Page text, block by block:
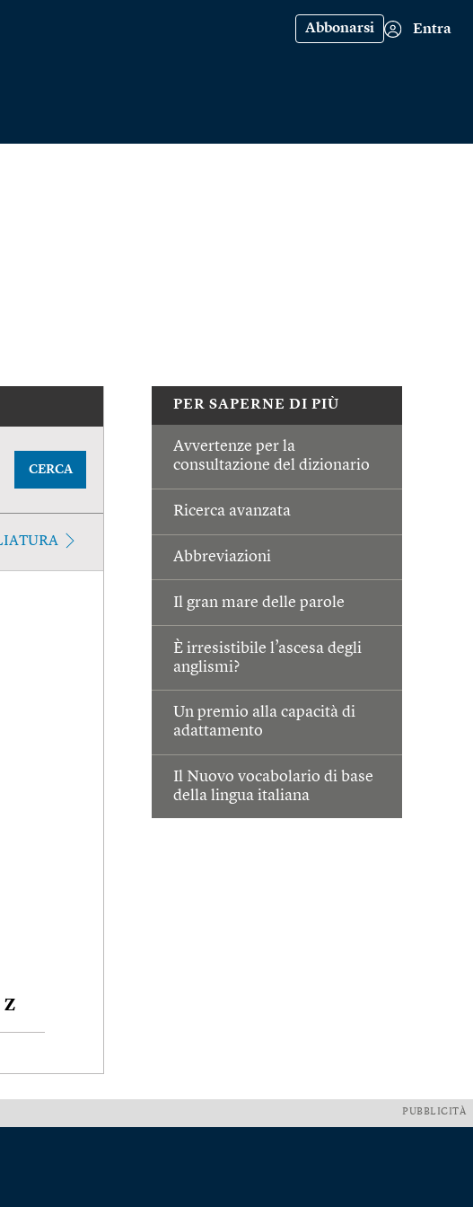
Abbonarsi Entra
PER SAPERNE DI PIÙ
Avvertenze per la
consultazione del dizionario
Ricerca avanzata
Abbreviazioni
Il gran mare delle parole
È irresistibile l’ascesa degli
anglismi?
Un premio alla capacità di
adattamento
Il Nuovo vocabolario di base
della lingua italiana
CERCA
Z
PUBBLICITÀ